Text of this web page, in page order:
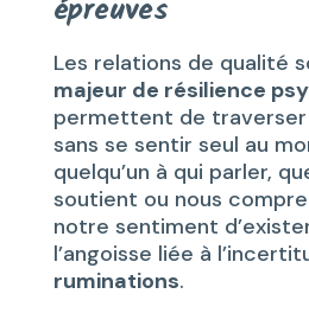
épreuves
Les relations de qualité
majeur de résilience
permettent de
sans se sentir seul au
quelqu’un à qui parler,
soutient ou nous
notre sentiment
l’angoisse liée à
ruminations.